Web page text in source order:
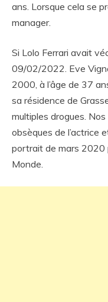
ans. Lorsque cela se
manager.
Si Lolo Ferrari avait
09/02/2022. Eve
2000, à l’âge de 37
sa résidence de
multiples drogues.
obsèques de l’actrice
portrait de mars 2020
Monde.